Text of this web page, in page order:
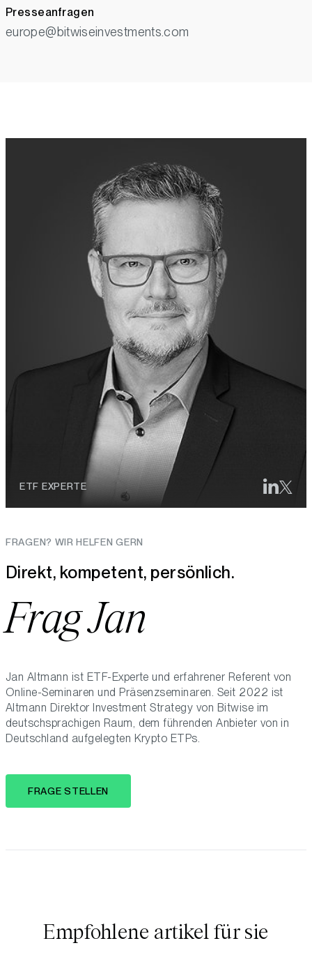
Presseanfragen
europe@bitwiseinvestments.com
ETF EXPERTE
FRAGEN? WIR HELFEN GERN
Direkt, kompetent, persönlich.
Frag Jan
Jan Altmann ist ETF-Experte und erfahrener Referent von
Online-Seminaren und Präsenzseminaren. Seit 2022 ist
Altmann Direktor Investment Strategy von Bitwise im
deutschsprachigen Raum, dem führenden Anbieter von in
Deutschland aufgelegten Krypto ETPs.
FRAGE STELLEN
Empfohlene artikel für sie